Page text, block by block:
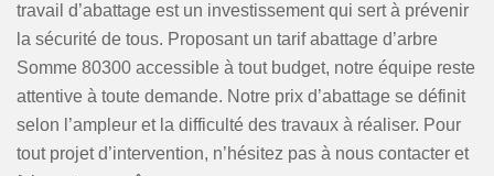
travail d’abattage est un investissement qui sert à prévenir
la sécurité de tous. Proposant un tarif abattage d’arbre
Somme 80300 accessible à tout budget, notre équipe reste
attentive à toute demande. Notre prix d’abattage se définit
selon l’ampleur et la difficulté des travaux à réaliser. Pour
tout projet d’intervention, n’hésitez pas à nous contacter et